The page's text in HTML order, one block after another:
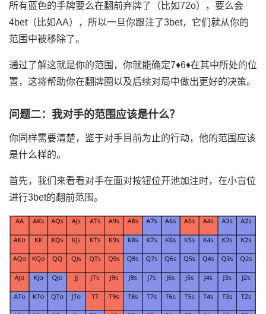
所有蓝色的手牌要么在翻前弃牌了（比如72o），要么会
4bet（比如AA），所以一旦你跟注了3bet，它们就从你的
范围中被移除了。
通过了解这就是你的范围，你就能确定7♦6♦在其中所处的位
置，这将帮助你在翻牌圈以及后续对局中做出更好的决策。
问题二：我对手的范围应该是什么？
你同样需要清楚，鉴于对手目前为止的行动，他的范围应该
是什么样的。
首先，我们来看看对手在面对按钮位开池加注时，在小盲位
进行3bet的翻前范围。